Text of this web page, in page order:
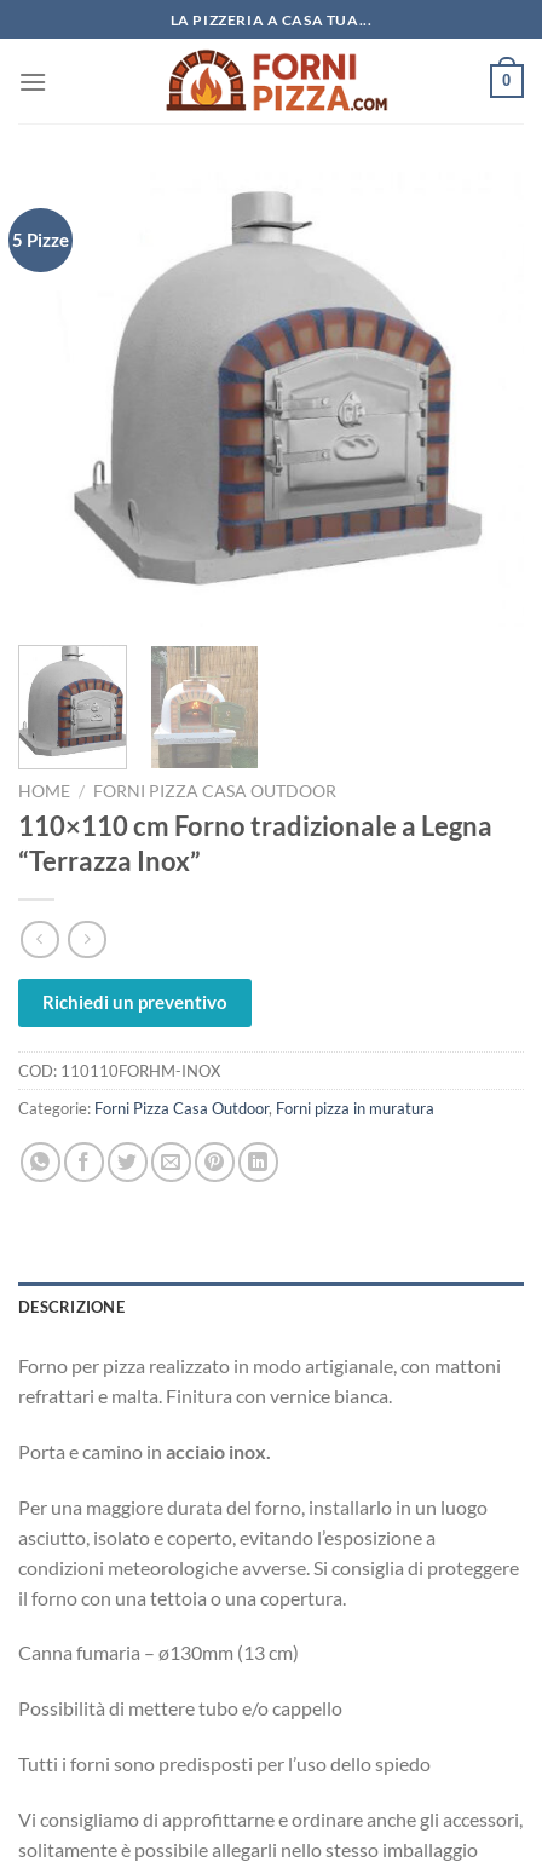
ai
contenuti
LA PIZZERIA A CASA TUA...
0
5 Pizze
HOME / FORNI PIZZA CASA OUTDOOR
110×110 cm Forno tradizionale a Legna
“Terrazza Inox”
Richiedi un preventivo
COD: 110110FORHM-INOX
Categorie: Forni Pizza Casa Outdoor, Forni pizza in muratura
DESCRIZIONE
Forno per pizza realizzato in modo artigianale, con mattoni
refrattari e malta. Finitura con vernice bianca.
Porta e camino in acciaio inox.
Per una maggiore durata del forno, installarlo in un luogo
asciutto, isolato e coperto, evitando l’esposizione a
condizioni meteorologiche avverse. Si consiglia di proteggere
il forno con una tettoia o una copertura.
Canna fumaria – ø130mm (13 cm)
Possibilità di mettere tubo e/o cappello
Tutti i forni sono predisposti per l’uso dello spiedo
Vi consigliamo di approfittarne e ordinare anche gli accessori,
solitamente è possibile allegarli nello stesso imballaggio